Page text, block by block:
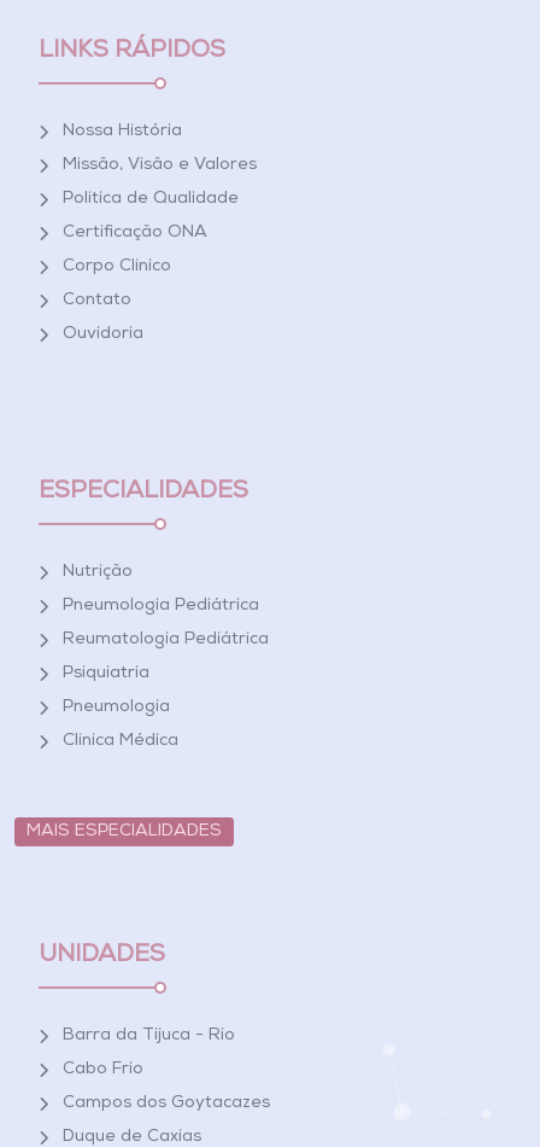
LINKS RÁPIDOS
Nossa História
Missão, Visão e Valores
Política de Qualidade
Certificação ONA
Corpo Clínico
Contato
Ouvidoria
ESPECIALIDADES
Nutrição
Pneumologia Pediátrica
Reumatologia Pediátrica
Psiquiatria
Pneumologia
Clínica Médica
MAIS ESPECIALIDADES
UNIDADES
Barra da Tijuca - Rio
Cabo Frio
Campos dos Goytacazes
Duque de Caxias